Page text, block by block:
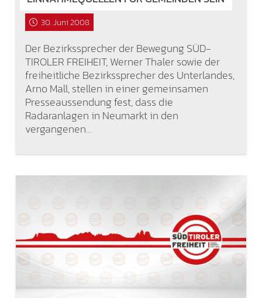
30. Juni 2008
Der Bezirkssprecher der Bewegung SÜD-
TIROLER FREIHEIT, Werner Thaler sowie der
freiheitliche Bezirkssprecher des Unterlandes,
Arno Mall, stellen in einer gemeinsamen
Presseaussendung fest, dass die
Radaranlagen in Neumarkt in den
vergangenen…